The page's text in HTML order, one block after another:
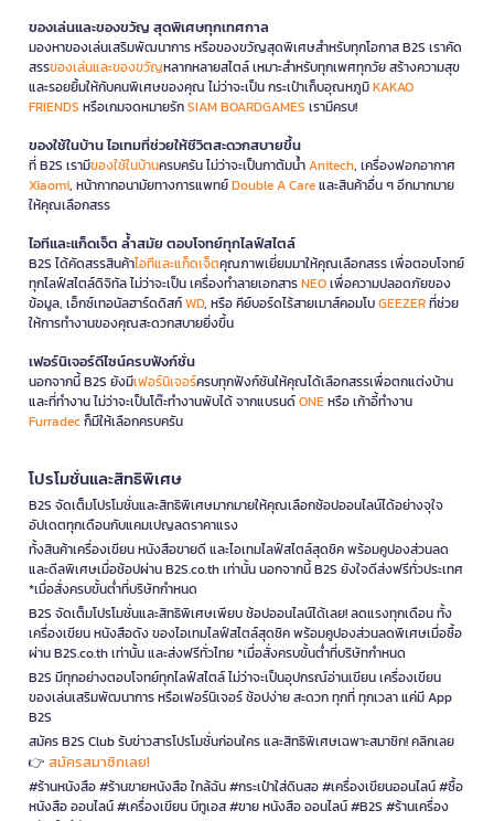
ของเล่นและของขวัญ สุดพิเศษทุกเทศกาล
มองหาของเล่นเสริมพัฒนาการ หรือของขวัญสุดพิเศษสำหรับทุกโอกาส B2S เราคัด
สรรของเล่นและของขวัญหลากหลายสไตล์ เหมาะสำหรับทุกเพศทุกวัย สร้างความสุข
และรอยยิ้มให้กับคนพิเศษของคุณ ไม่ว่าจะเป็น กระเป๋าเก็บอุณหภูมิKAKAO
FRIENDS หรือเกมจดหมายรักSIAM BOARDGAMES เรามีครบ!
ของใช้ในบ้าน ไอเทมที่ช่วยให้ชีวิตสะดวกสบายขึ้น
ที่ B2S เรามีของใช้ในบ้านครบครัน ไม่ว่าจะเป็นกาต้มน้ำAnitech, เครื่องฟอกอากาศ
Xiaomi, หน้ากากอนามัยทางการแพทย์Double A Careและสินค้าอื่น ๆ อีกมากมาย
ให้คุณเลือกสรร
ไอทีและแก็ดเจ็ต ล้ำสมัย ตอบโจทย์ทุกไลฟ์สไตล์
B2S ได้คัดสรรสินค้าไอทีและแก็ดเจ็ตคุณภาพเยี่ยมมาให้คุณเลือกสรร เพื่อตอบโจทย์
ทุกไลฟ์สไตล์ดิจิทัล ไม่ว่าจะเป็น เครื่องทำลายเอกสารNEOเพื่อความปลอดภัยของ
ข้อมูล, เอ็กซ์เทอนัลฮาร์ดดิสก์WD, หรือ คีย์บอร์ดไร้สายเมาส์คอมโบGEEZERที่ช่วย
ให้การทำงานของคุณสะดวกสบายยิ่งขึ้น
เฟอร์นิเจอร์ดีไซน์ครบฟังก์ชั่น
นอกจากนี้ B2S ยังมีเฟอร์นิเจอร์ครบทุกฟังก์ชันให้คุณได้เลือกสรรเพื่อตกแต่งบ้าน
และที่ทำงาน ไม่ว่าจะเป็นโต๊ะทำงานพับได้ จากแบรนด์ONEหรือ เก้าอี้ทำงาน
Furradecก็มีให้เลือกครบครัน
โปรโมชั่นและสิทธิพิเศษ
B2S จัดเต็มโปรโมชั่นและสิทธิพิเศษมากมายให้คุณเลือกช้อปออนไลน์ได้อย่างจุใจ
อัปเดตทุกเดือนกับแคมเปญลดราคาแรง
ทั้งสินค้าเครื่องเขียน หนังสือขายดี และไอเทมไลฟ์สไตล์สุดชิค พร้อมคูปองส่วนลด
และดีลพิเศษเมื่อช้อปผ่าน B2S.co.th เท่านั้น นอกจากนี้ B2S ยังใจดีส่งฟรีทั่วประเทศ
*เมื่อสั่งครบขั้นต่ำที่บริษัทกำหนด
B2S จัดเต็มโปรโมชั่นและสิทธิพิเศษเพียบ ช้อปออนไลน์ได้เลย! ลดแรงทุกเดือน ทั้ง
เครื่องเขียน หนังสือดัง ของไอเทมไลฟ์สไตล์สุดชิค พร้อมคูปองส่วนลดพิเศษเมื่อซื้อ
ผ่าน B2S.co.th เท่านั้น และส่งฟรีทั่วไทย *เมื่อสั่งครบขั้นต่ำที่บริษัทกำหนด
B2S มีทุกอย่างตอบโจทย์ทุกไลฟ์สไตล์ ไม่ว่าจะเป็นอุปกรณ์อ่านเขียน เครื่องเขียน
ของเล่นเสริมพัฒนาการ หรือเฟอร์นิเจอร์ ช้อปง่าย สะดวก ทุกที่ ทุกเวลา แค่มี App
B2S
สมัคร B2S Club รับข่าวสารโปรโมชั่นก่อนใคร และสิทธิพิเศษเฉพาะสมาชิก! คลิกเลย
👉 สมัครสมาชิกเลย!
#ร้านหนังสือ #ร้านขายหนังสือ ใกล้ฉัน #กระเป๋าใส่ดินสอ #เครื่องเขียนออนไลน์ #ซื้อ
หนังสือ ออนไลน์ #เครื่องเขียน บีทูเอส #ขาย หนังสือ ออนไลน์ #B2S #ร้านเครื่อง